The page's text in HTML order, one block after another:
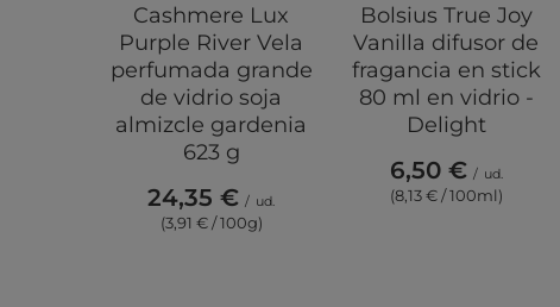
Cashmere Lux
Purple River Vela
perfumada grande
de vidrio soja
almizcle gardenia
623 g
24,35 € / ud.
(3,91 € / 100g)
Bolsius True Joy
Vanilla difusor de
fragancia en stick
80 ml en vidrio -
Delight
6,50 € / ud.
(8,13 € / 100ml)